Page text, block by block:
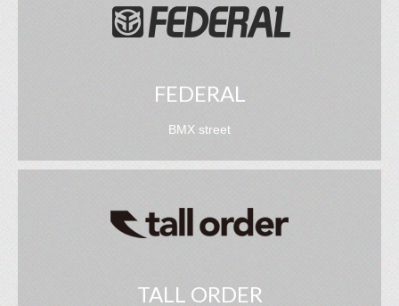
FEDERAL
BMX street
TALL ORDER